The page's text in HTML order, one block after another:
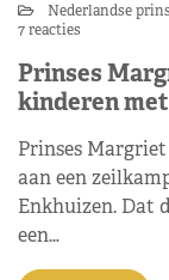
Nederlandse
7 reacties
Prinses
kinderen
Prinses
aan een
Enkhuizen. Dat
een…